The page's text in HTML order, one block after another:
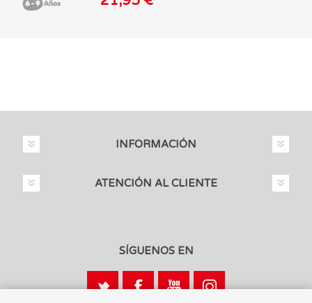
INFORMACIÓN
ATENCIÓN AL CLIENTE
SÍGUENOS EN